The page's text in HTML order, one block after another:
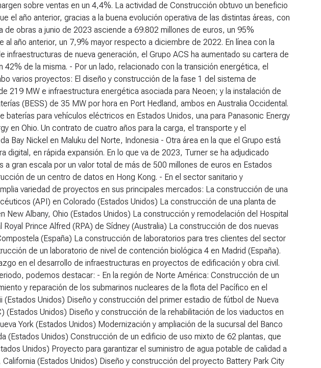
sobre ventas en un 4,4%. La actividad de Construcción obtuvo un beneficio
el año anterior, gracias a la buena evolución operativa de las distintas áreas, con
de obras a junio de 2023 asciende a 69.802 millones de euros, un 95%
año anterior, un 7,9% mayor respecto a diciembre de 2022. En línea con la
de nueva generación, el Grupo ACS ha aumentado su cartera de
de la misma. - Por un lado, relacionado con la transición energética, el
varios proyectos: El diseño y construcción de la fase 1 del sistema de
219 MW e infraestructura energética asociada para Neoen; y la instalación de
(BESS) de 35 MW por hora en Port Hedland, ambos en Australia Occidental.
para vehículos eléctricos en Estados Unidos, una para Panasonic Energy
en Ohio. Un contrato de cuatro años para la carga, el transporte y el
Bay Nickel en Maluku del Norte, Indonesia - Otra área en la que el Grupo está
digital, en rápida expansión. En lo que va de 2023, Turner se ha adjudicado
gran escala por un valor total de más de 500 millones de euros en Estados
de un centro de datos en Hong Kong. - En el sector sanitario y
variedad de proyectos en sus principales mercados: La construcción de una
(API) en Colorado (Estados Unidos) La construcción de una planta de
New Albany, Ohio (Estados Unidos) La construcción y remodelación del Hospital
Prince Alfred (RPA) de Sídney (Australia) La construcción de dos nuevas
(España) La construcción de laboratorios para tres clientes del sector
de un laboratorio de nivel de contención biológica 4 en Madrid (España).
en el desarrollo de infraestructuras en proyectos de edificación y obra civil.
podemos destacar: - En la región de Norte América: Construcción de un
y reparación de los submarinos nucleares de la flota del Pacífico en el
(Estados Unidos) Diseño y construcción del primer estadio de fútbol de Nueva
(Estados Unidos) Diseño y construcción de la rehabilitación de los viaductos en
York (Estados Unidos) Modernización y ampliación de la sucursal del Banco
(Estados Unidos) Construcción de un edificio de uso mixto de 62 plantas, que
Unidos) Proyecto para garantizar el suministro de agua potable de calidad a
(Estados Unidos) Diseño y construcción del proyecto Battery Park City